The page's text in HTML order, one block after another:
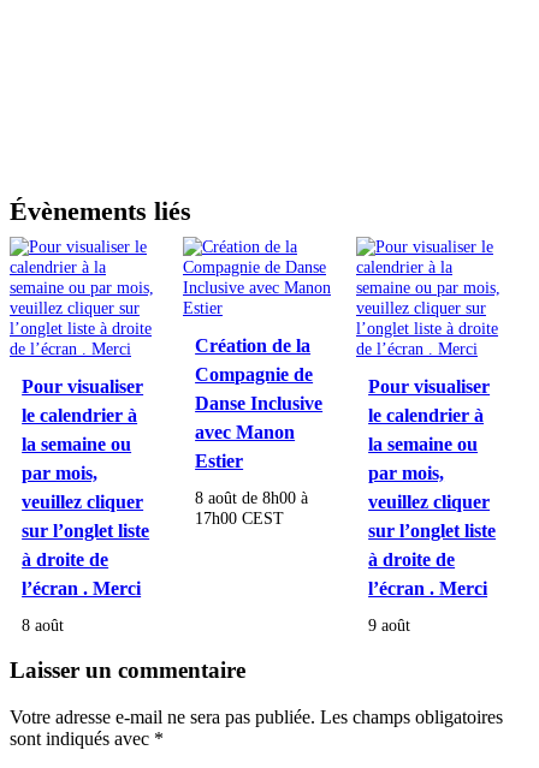
Évènements liés
Pour visualiser
le calendrier à
la semaine ou
par mois,
veuillez cliquer
sur l’onglet liste
à droite de
l’écran . Merci
8 août
Création de la
Compagnie de
Danse Inclusive
avec Manon
Estier
8 août de 8h00 à
17h00 CEST
Pour visualiser
le calendrier à
la semaine ou
par mois,
veuillez cliquer
sur l’onglet liste
à droite de
l’écran . Merci
9 août
Laisser un commentaire
Votre adresse e-mail ne sera pas publiée. Les champs obligatoires
sont indiqués avec *